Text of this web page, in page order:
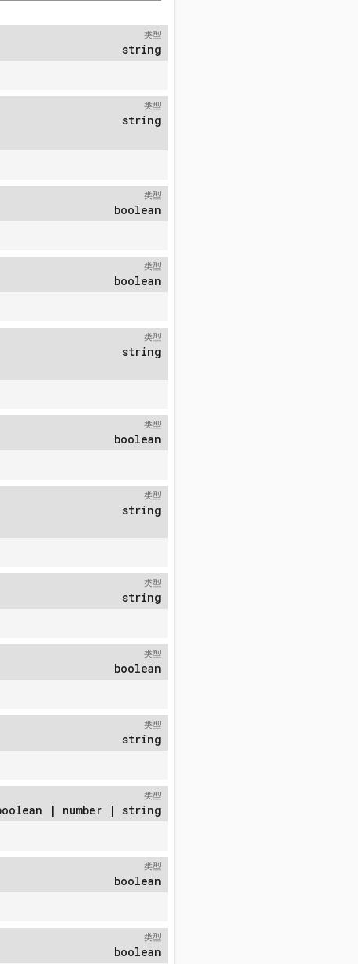
类型
string
类型
string
类型
boolean
类型
boolean
类型
string
类型
boolean
类型
string
类型
string
类型
boolean
类型
string
类型
| number | string
类型
boolean
类型
boolean